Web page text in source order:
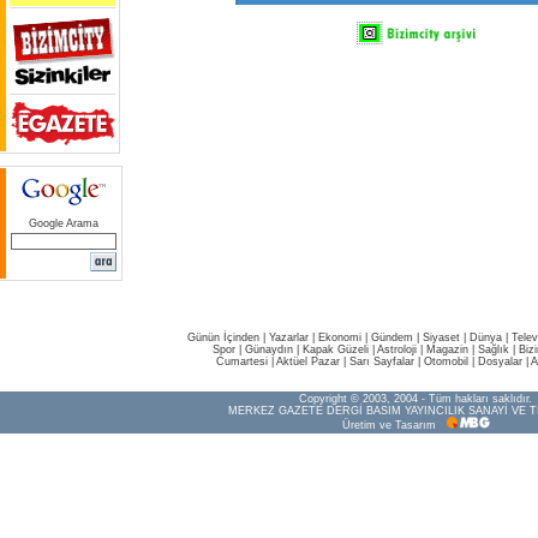
Google Arama
Günün İçinden Yazarlar Ekonomi Gündem Siyaset Dünya |
Spor
Günaydın Kapak Güzeli Astroloji Magazin Sağlık
Cumartesi| Aktüel Pazar| Sarı Sayfalar| Otomobil Dosyalar|
Copyright © 2003, 2004 - Tüm hakları saklıdır.
MERKEZ GAZETE DERGİ BASIM YAYINCILIK SANAYİ VE
Üretim ve Tasarım